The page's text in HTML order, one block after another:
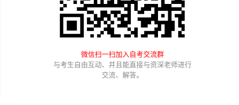
微信扫一扫加入自考交流群
与考生自由互动、并且能直接与资深老师进行
交流、解答。